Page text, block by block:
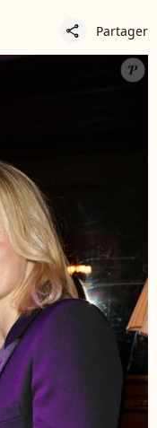
share Partager